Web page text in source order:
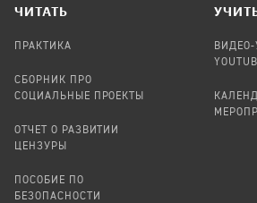
ЧИТАТЬ
ПРАКТИКА
СБОРНИК ПРО
СОЦИАЛЬНЫЕ ПРОЕКТЫ
ОТЧЕТ О РАЗВИТИИ
ЦЕНЗУРЫ
ПОСОБИЕ ПО
БЕЗОПАСНОСТИ